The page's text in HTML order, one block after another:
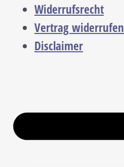
Widerrufsrecht
Vertrag widerrufen
Disclaimer